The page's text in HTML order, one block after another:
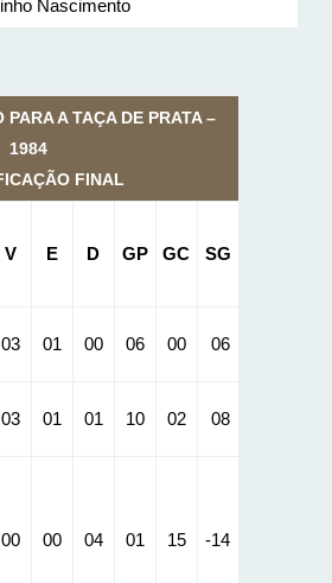
Nascimento
A TAÇA DE PRATA –
1984
FINAL
V E D GP GC SG
03 01 00 06 00 06
03 01 01 10 02 08
00 00 04 01 15 -14